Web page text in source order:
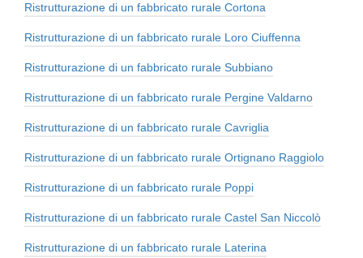
Ristrutturazione di un fabbricato rurale Cortona
Ristrutturazione di un fabbricato rurale Loro Ciuffenna
Ristrutturazione di un fabbricato rurale Subbiano
Ristrutturazione di un fabbricato rurale Pergine Valdarno
Ristrutturazione di un fabbricato rurale Cavriglia
Ristrutturazione di un fabbricato rurale Ortignano Raggiolo
Ristrutturazione di un fabbricato rurale Poppi
Ristrutturazione di un fabbricato rurale Castel San Niccolò
Ristrutturazione di un fabbricato rurale Laterina